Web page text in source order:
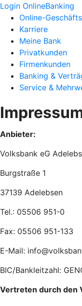
Login OnlineBanking
Online-
Karriere
Meine Bank
Privatkunden
Firmenkunden
Banking &
Service &
Anbieter:
Volksbank eG
Burgstraße 1
37139 Adelebsen
Tel.: 05506 951-0
Fax: 05506 951-133
E-Mail:
BIC/Bankleitzahl:
Vertreten durch den